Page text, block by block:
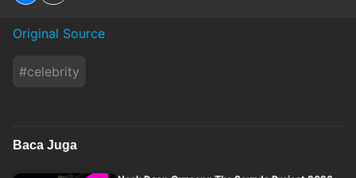
Original Source
#celebrity
Baca Juga